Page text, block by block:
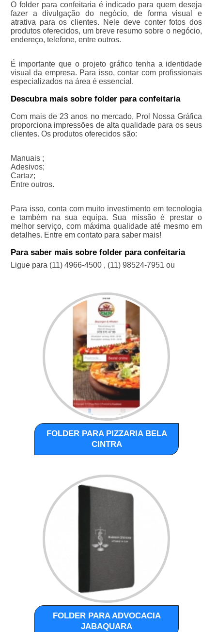
O folder para confeitaria é indicado para quem deseja
fazer a divulgação do negócio, de forma visual e
atrativa para os clientes. Nele deve conter fotos dos
produtos oferecidos, um breve resumo sobre o negócio,
endereço, telefone, entre outros.
É importante que o projeto gráfico tenha a identidade
visual da empresa. Para isso, contar com profissionais
especializados na área é essencial.
Descubra mais sobre folder para confeitaria
Com mais de 23 anos no mercado, Prol Nossa Gráfica
proporciona impressões de alta qualidade para os seus
clientes. Os produtos oferecidos são:
Manuais ;
Adesivos;
Cartaz;
Entre outros.
Para isso, conta com muito investimento em tecnologia
e também na sua equipa. Sua missão é prestar o
melhor serviço, com máxima qualidade até mesmo em
detalhes. Entre em contato para saber mais!
Para saber mais sobre folder para confeitaria
Ligue para (11) 4966-4500, (11) 98524-7951 ou
FOLDER PARA PIZZARIA BELA
CINTRA
FOLDER PARA ADVOCACIA
JABAQUARA